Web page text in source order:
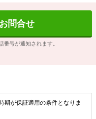
問合せ
号が通知されます。
期が保証適用の条件となりま